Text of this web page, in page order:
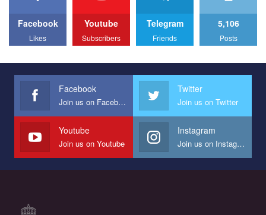
All you have to do is to press "Like" below the video.
Эмоционально сильный ролик от команды "Гей-альянс
представляющий программу развития организации.
Мы просим вас поддержать нас и помочь нам реализовать
наш план по борьбе с насилием и дискриминацией на почве
СОГИ в Украине.
Все, что вам нужно сделать - это зайти на наш канал YouTube
по этой ссылке и поставить лайк под видео.
Facebook
Likes
Youtube
Subscribers
Telegram
Friends
5,106
Posts
Facebook
Join us on Facebook
Twitter
Join us on Twitter
Youtube
Join us on Youtube
Instagram
Join us on Instagram